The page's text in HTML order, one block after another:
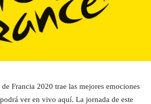
Francia 2020 trae las mejores emociones
ver en vivo aquí. La jornada de este